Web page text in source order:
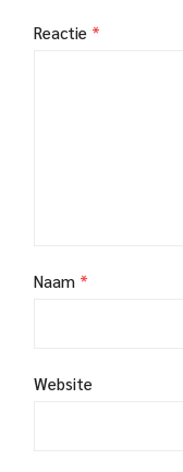
Reactie *
Naam *
Website